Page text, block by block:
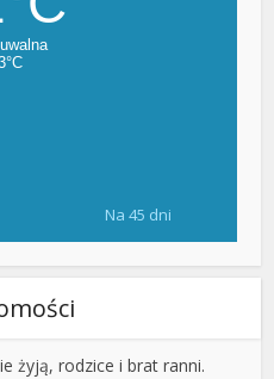
Na 45 dni
żyją, rodzice i brat ranni.